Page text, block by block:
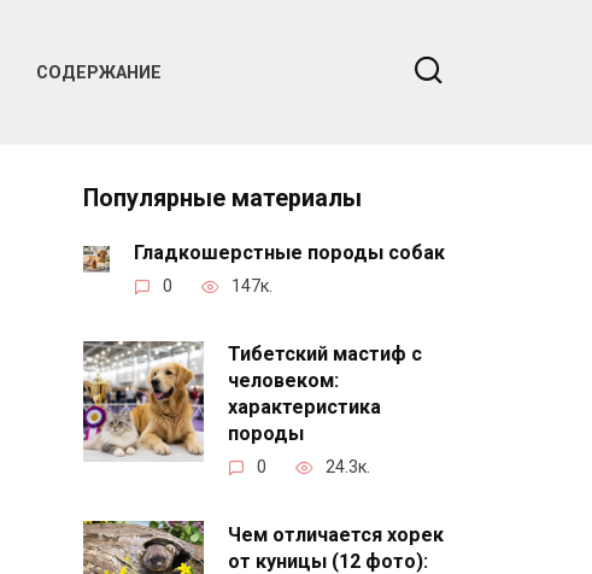
СОДЕРЖАНИЕ
Популярные материалы
Гладкошерстные породы собак
0 147к.
Тибетский мастиф с
человеком:
характеристика
породы
0 24.3к.
Чем отличается хорек
от куницы (12 фото):